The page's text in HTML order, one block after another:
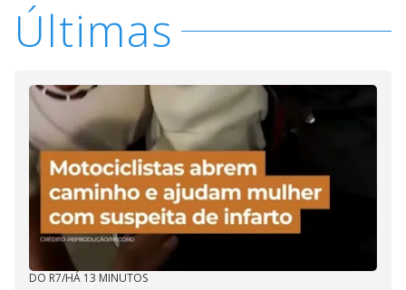
Últimas
DO R7/HÁ 13 MINUTOS